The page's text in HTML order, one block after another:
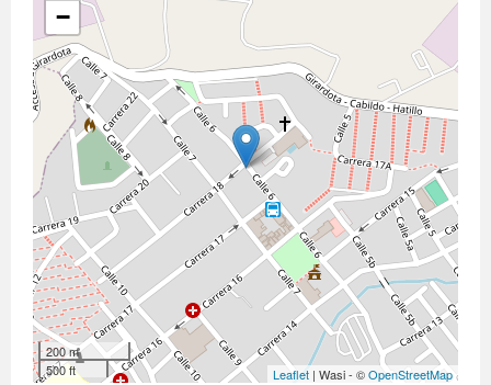
−
200 m
500 ft
Leaflet | Wasi - ©OpenStreetMap